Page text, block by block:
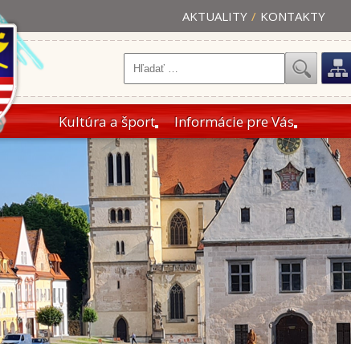
AKTUALITY / KONTAKTY
Kultúra a šport
Informácie pre Vás